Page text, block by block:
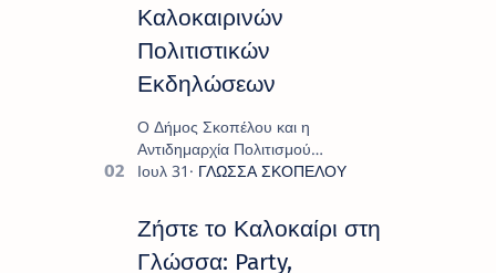
Καλοκαιρινών
Πολιτιστικών
Εκδηλώσεων
Ο Δήμος Σκοπέλου και η
Αντιδημαρχία Πολιτισμού
παρουσιάζουν το πρόγραμμα «
πρόγραμμα εκδ…
Ζήστε το Καλοκαίρι στη
Γλώσσα: Party,